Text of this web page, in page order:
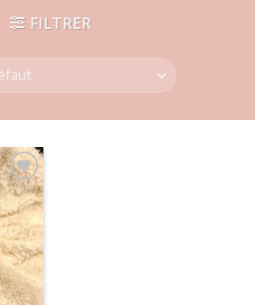
FILTRER
à la